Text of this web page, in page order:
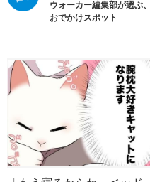
ウォーカー編集部が選ぶ
おでかけスポット